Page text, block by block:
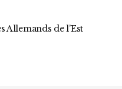
Allemands de l’Est